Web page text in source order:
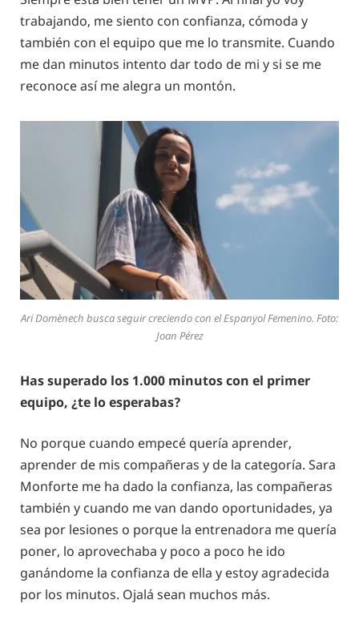
trabajando, me siento con confianza, cómoda y
también con el equipo que me lo transmite. Cuando
me dan minutos intento dar todo de mi y si se me
reconoce así me alegra un montón.
Ari Domènech busca seguir creciendo con el Espanyol Femenino. Foto:
Joan Pérez
Has superado los 1.000 minutos con el primer
equipo, ¿te lo esperabas?
No porque cuando empecé quería aprender,
aprender de mis compañeras y de la categoría. Sara
Monforte me ha dado la confianza, las compañeras
también y cuando me van dando oportunidades, ya
sea por lesiones o porque la entrenadora me quería
poner, lo aprovechaba y poco a poco he ido
ganándome la confianza de ella y estoy agradecida
por los minutos. Ojalá sean muchos más.